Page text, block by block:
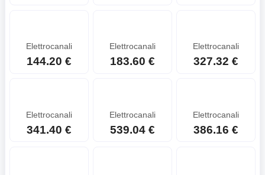
Elettrocanali
144.20 €
Elettrocanali
183.60 €
Elettrocanali
327.32 €
Elettrocanali
341.40 €
Elettrocanali
539.04 €
Elettrocanali
386.16 €